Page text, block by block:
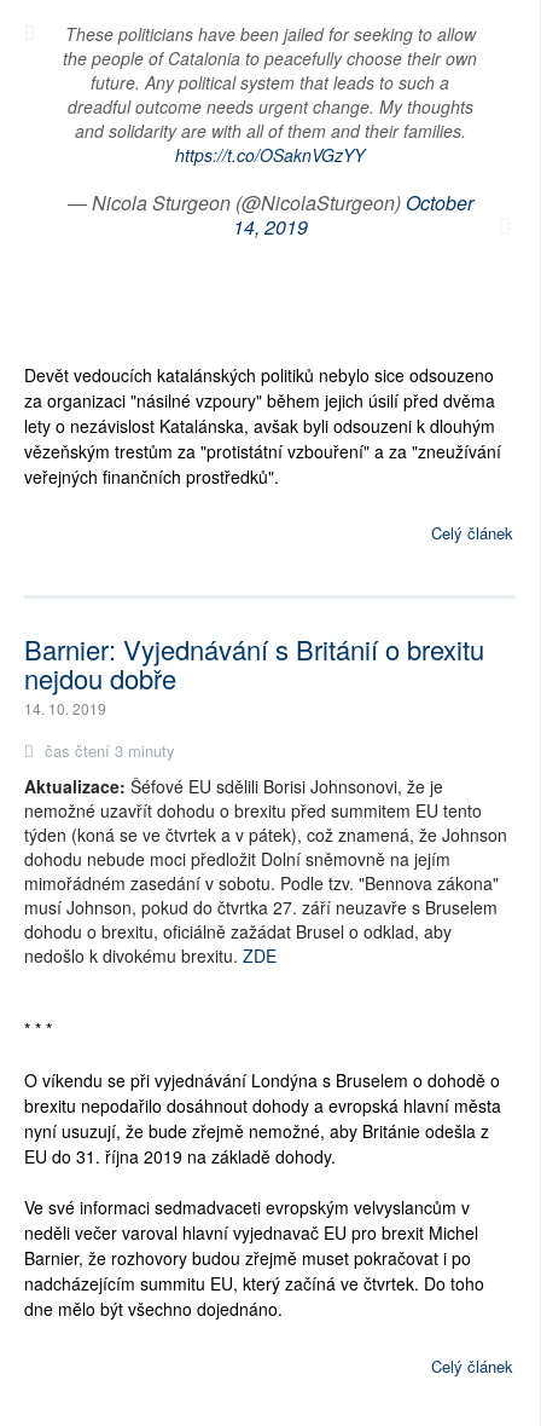
These politicians have been jailed for seeking to allow
the people of Catalonia to peacefully choose their own
future. Any political system that leads to such a
dreadful outcome needs urgent change. My thoughts
and solidarity are with all of them and their families.
https://t.co/OSaknVGzYY
— Nicola Sturgeon (@NicolaSturgeon)October
14, 2019
Devět vedoucích katalánských politiků nebylo sice odsouzeno
za organizaci "násilné vzpoury" během jejich úsilí před dvěma
lety o nezávislost Katalánska, avšak byli odsouzeni k dlouhým
vězeňským trestům za "protistátní vzbouření" a za "zneužívání
veřejných finančních prostředků".
Celý článek
Barnier: Vyjednávání s Británií o brexitu
nejdou dobře
14. 10. 2019
čas čtení 3 minuty
Aktualizace: Šéfové EU sdělili Borisi Johnsonovi, že je
nemožné uzavřít dohodu o brexitu před summitem EU tento
týden (koná se ve čtvrtek a v pátek), což znamená, že Johnson
dohodu nebude moci předložit Dolní sněmovně na jejím
mimořádném zasedání v sobotu. Podle tzv. "Bennova zákona"
musí Johnson, pokud do čtvrtka 27. září neuzavře s Bruselem
dohodu o brexitu, oficiálně zažádat Brusel o odklad, aby
nedošlo k divokému brexitu. ZDE
* * *
O víkendu se při vyjednávání Londýna s Bruselem o dohodě o
brexitu nepodařilo dosáhnout dohody a evropská hlavní města
nyní usuzují, že bude zřejmě nemožné, aby Británie odešla z
EU do 31. října 2019 na základě dohody.
Ve své informaci sedmadvaceti evropským velvyslancům v
neděli večer varoval hlavní vyjednavač EU pro brexit Michel
Barnier, že rozhovory budou zřejmě muset pokračovat i po
nadcházejícím summitu EU, který začíná ve čtvrtek. Do toho
dne mělo být všechno dojednáno.
Celý článek